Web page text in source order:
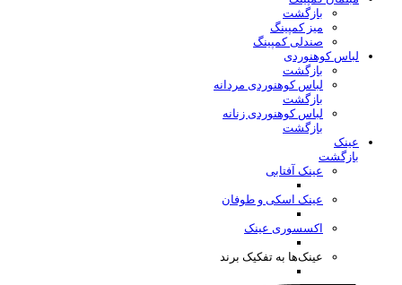
بازگشت
میز کمپینگ
صندلی کمپینگ
لباس کوهنوردی
بازگشت
لباس کوهنوردی مردانه
بازگشت
لباس کوهنوردی زنانه
بازگشت
عینک
بازگشت
عینک آفتابی
عینک اسکی و طوفان
اکسسوری عینک
عینک‌ها به تفکیک برند